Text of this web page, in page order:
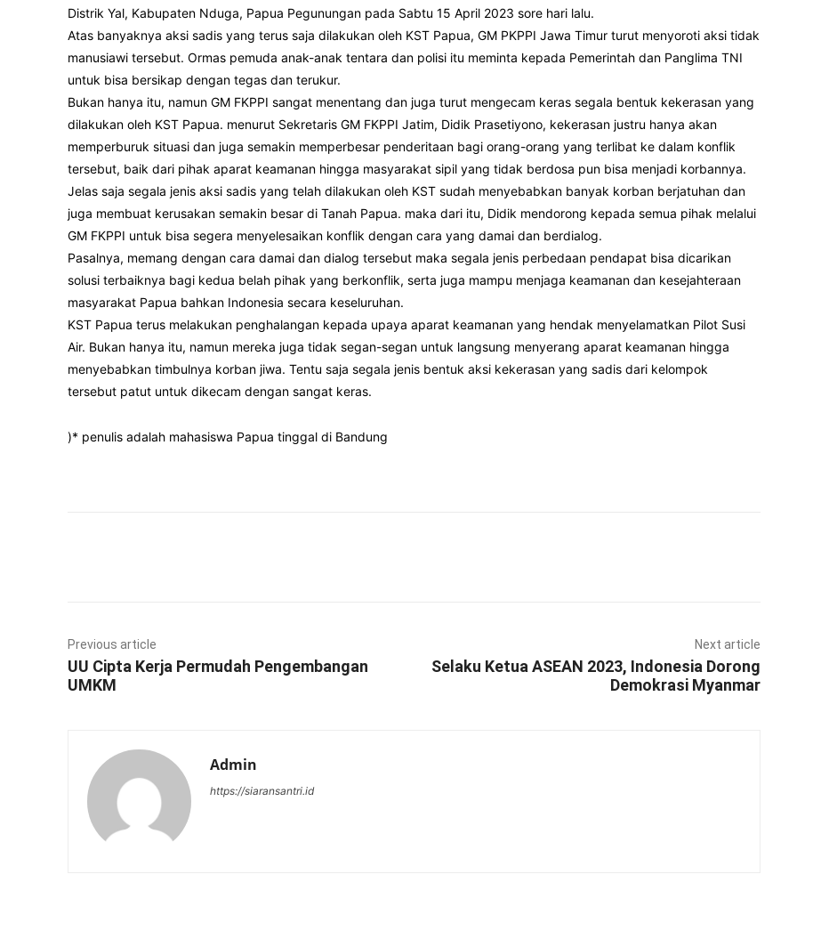
Distrik Yal, Kabupaten Nduga, Papua Pegunungan pada Sabtu 15 April 2023 sore hari lalu.
Atas banyaknya aksi sadis yang terus saja dilakukan oleh KST Papua, GM PKPPI Jawa Timur turut menyoroti aksi tidak
manusiawi tersebut. Ormas pemuda anak-anak tentara dan polisi itu meminta kepada Pemerintah dan Panglima TNI
untuk bisa bersikap dengan tegas dan terukur.
Bukan hanya itu, namun GM FKPPI sangat menentang dan juga turut mengecam keras segala bentuk kekerasan yang
dilakukan oleh KST Papua. menurut Sekretaris GM FKPPI Jatim, Didik Prasetiyono, kekerasan justru hanya akan
memperburuk situasi dan juga semakin memperbesar penderitaan bagi orang-orang yang terlibat ke dalam konflik
tersebut, baik dari pihak aparat keamanan hingga masyarakat sipil yang tidak berdosa pun bisa menjadi korbannya.
Jelas saja segala jenis aksi sadis yang telah dilakukan oleh KST sudah menyebabkan banyak korban berjatuhan dan
juga membuat kerusakan semakin besar di Tanah Papua. maka dari itu, Didik mendorong kepada semua pihak melalui
GM FKPPI untuk bisa segera menyelesaikan konflik dengan cara yang damai dan berdialog.
Pasalnya, memang dengan cara damai dan dialog tersebut maka segala jenis perbedaan pendapat bisa dicarikan
solusi terbaiknya bagi kedua belah pihak yang berkonflik, serta juga mampu menjaga keamanan dan kesejahteraan
masyarakat Papua bahkan Indonesia secara keseluruhan.
KST Papua terus melakukan penghalangan kepada upaya aparat keamanan yang hendak menyelamatkan Pilot Susi
Air. Bukan hanya itu, namun mereka juga tidak segan-segan untuk langsung menyerang aparat keamanan hingga
menyebabkan timbulnya korban jiwa. Tentu saja segala jenis bentuk aksi kekerasan yang sadis dari kelompok
tersebut patut untuk dikecam dengan sangat keras.
)* penulis adalah mahasiswa Papua tinggal di Bandung
Previous article
UU Cipta Kerja Permudah Pengembangan
UMKM
Next article
Selaku Ketua ASEAN 2023, Indonesia Dorong
Demokrasi Myanmar
Admin
https://siaransantri.id